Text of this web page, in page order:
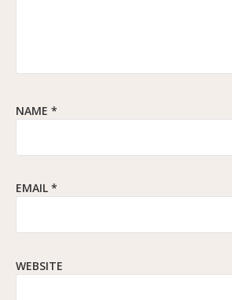
NAME *
EMAIL *
WEBSITE